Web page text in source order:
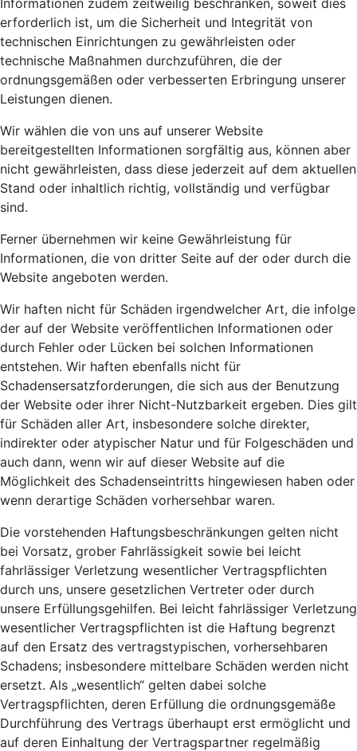
Informationen zudem zeitweilig beschränken, soweit dies
erforderlich ist, um die Sicherheit und Integrität von
technischen Einrichtungen zu gewährleisten oder
technische Maßnahmen durchzuführen, die der
ordnungsgemäßen oder verbesserten Erbringung unserer
Leistungen dienen.
Wir wählen die von uns auf unserer Website
bereitgestellten Informationen sorgfältig aus, können aber
nicht gewährleisten, dass diese jederzeit auf dem aktuellen
Stand oder inhaltlich richtig, vollständig und verfügbar
sind.
Ferner übernehmen wir keine Gewährleistung für
Informationen, die von dritter Seite auf der oder durch die
Website angeboten werden.
Wir haften nicht für Schäden irgendwelcher Art, die infolge
der auf der Website veröffentlichen Informationen oder
durch Fehler oder Lücken bei solchen Informationen
entstehen. Wir haften ebenfalls nicht für
Schadensersatzforderungen, die sich aus der Benutzung
der Website oder ihrer Nicht-Nutzbarkeit ergeben. Dies gilt
für Schäden aller Art, insbesondere solche direkter,
indirekter oder atypischer Natur und für Folgeschäden und
auch dann, wenn wir auf dieser Website auf die
Möglichkeit des Schadenseintritts hingewiesen haben oder
wenn derartige Schäden vorhersehbar waren.
Die vorstehenden Haftungsbeschränkungen gelten nicht
bei Vorsatz, grober Fahrlässigkeit sowie bei leicht
fahrlässiger Verletzung wesentlicher Vertragspflichten
durch uns, unsere gesetzlichen Vertreter oder durch
unsere Erfüllungsgehilfen. Bei leicht fahrlässiger Verletzung
wesentlicher Vertragspflichten ist die Haftung begrenzt
auf den Ersatz des vertragstypischen, vorhersehbaren
Schadens; insbesondere mittelbare Schäden werden nicht
ersetzt. Als „wesentlich“ gelten dabei solche
Vertragspflichten, deren Erfüllung die ordnungsgemäße
Durchführung des Vertrags überhaupt erst ermöglicht und
auf deren Einhaltung der Vertragspartner regelmäßig